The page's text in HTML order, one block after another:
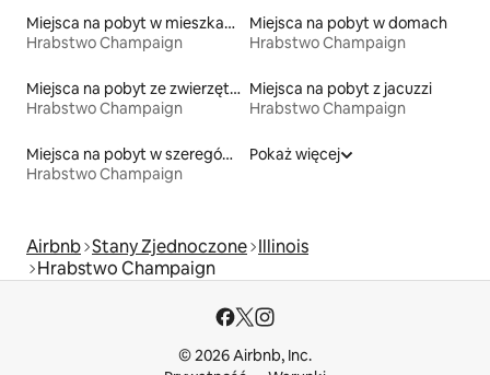
Miejsca na pobyt w mieszkaniach
Hrabstwo Champaign
Miejsca na pobyt w domach
Hrabstwo Champaign
Miejsca na pobyt ze zwierzętami
Hrabstwo Champaign
Miejsca na pobyt z jacuzzi
Hrabstwo Champaign
Miejsca na pobyt w szeregówkach
Hrabstwo Champaign
Pokaż więcej
Airbnb Stany Zjednoczone Illinois
Hrabstwo Champaign
© 2026 Airbnb, Inc.